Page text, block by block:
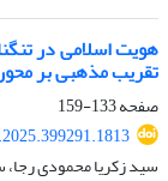
هویت اسلامی در
تقریب مذهبی بر
صفحه133-159
سید زکریا محمودی